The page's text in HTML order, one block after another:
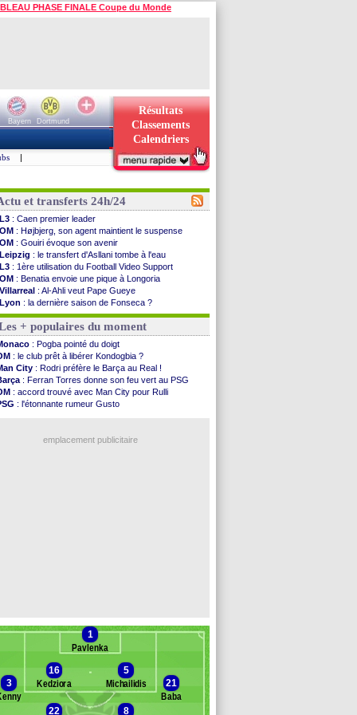
PHASE FINALE Coupe du Monde
Bayern
Dortmund
Résultats
Classements
Calendriers
|
et transferts 24h/24
L3 : Caen premier leader
OM : Højbjerg, son agent maintient le suspense
OM : Gouiri évoque son avenir
Leipzig : le transfert d'Asllani tombe à l'eau
L3 : 1ère utilisation du Football Video Support
OM : Benatia envoie une pique à Longoria
Villarreal : Al-Ahli veut Pape Gueye
Lyon : la dernière saison de Fonseca ?
OM: un nouveau prétendant pour Højbjerg
Brest: un gardien norvégien en approche ?
OM: McCourt a versé 120 M€ en 2026
PSG: 4 retours dans le groupe face à Man Utd ...
Nice: Kevin Carlos va partir en Italie
L1: prison avec sursis requis contre un arbitre
Leganés: c'est signé pour Luca Zidane (off.)
Atletico: Ruggeri en route pour Aston Villa
Monaco: Filipe Luis soutient Biereth
: Naples vise Gabriel Jesus
+ populaires du moment
: Pogba pointé du doigt
: le club prêt à libérer Kondogbia ?
City : Rodri préfère le Barça au Real !
: Ferran Torres donne son feu vert au PSG
: accord trouvé avec Man City pour Rulli
: l'étonnante rumeur Gusto
emplacement publicitaire
1
Pavlenka
16
Kedziora
5
Michailidis
3
21
Baba
22
8